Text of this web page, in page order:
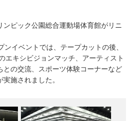
ピック公園総合運動場体育館がリニ
イベントでは、テープカットの後、
エキシビジョンマッチ、アーティスト
との交流、スポーツ体験コーナーなど
施されました。
、眩しさを低減した競技用LED照明
京2020大会会場のアクアティクスセ
ます。
エキシビジョンマッチでは「SHINAG
CLUB」と「東京ダイム」による白熱
た。
が子どもたちにスポーツクライミン
駅ビルの機能更新と連携しながら、
設の整備を進めています。この日、
地区画整理事業を視察しました。
課題がありました。本事業により線
ことや、駅前広場を人中心に再構成
年度）に事業の完了を目指し事業を進
2025」を開催しました。このイベン
統と革新をテーマに、匠の技と最先端
信しています。
様をつける加工）を実演していまし
と伝統をもち、和装から洋装まで
。
演紹介していました。きれいに装飾
おり、スイカの赤、白、緑の三色が
を入れ美しく見える工夫がされてい
は約10,000発（主催者発表）の花火
きます。